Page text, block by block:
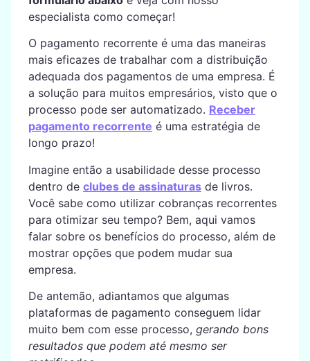
especialista como começar!
O pagamento recorrente é uma das maneiras
mais eficazes de trabalhar com a distribuição
adequada dos pagamentos de uma empresa. É
a solução para muitos empresários, visto que o
processo pode ser automatizado. Receber
pagamento recorrente é uma estratégia de
longo prazo!
Imagine então a usabilidade desse processo
dentro de clubes de assinaturasde livros.
Você sabe como utilizar cobranças recorrentes
para otimizar seu tempo? Bem, aqui vamos
falar sobre os benefícios do processo, além de
mostrar opções que podem mudar sua
empresa.
De antemão, adiantamos que algumas
plataformas de pagamento conseguem lidar
muito bem com esse processo, gerando bons
resultados que podem até mesmo ser